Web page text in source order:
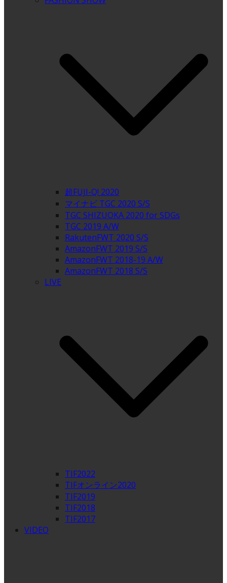
超FUJI-Q! 2020
マイナビ TGC 2020 S/S
TGC SHIZUOKA 2020 for SDGs
TGC 2019 A/W
RakutenFWT 2020 S/S
AmazonFWT 2019 S/S
AmazonFWT 2018-19 A/W
AmazonFWT 2018 S/S
LIVE
TIF2022
TIFオンライン2020
TIF2019
TIF2018
TIF2017
VIDEO